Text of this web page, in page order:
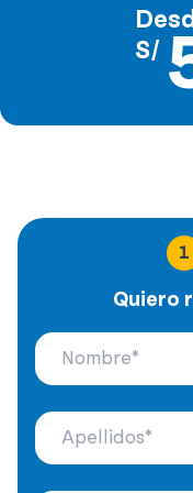
S/
1
Quiero